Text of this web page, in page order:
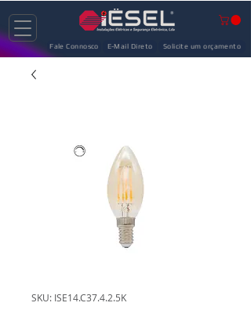
Fale Connosco E-Mail Direto Solicite um orçamento
SKU: ISE14.C37.4.2.5K